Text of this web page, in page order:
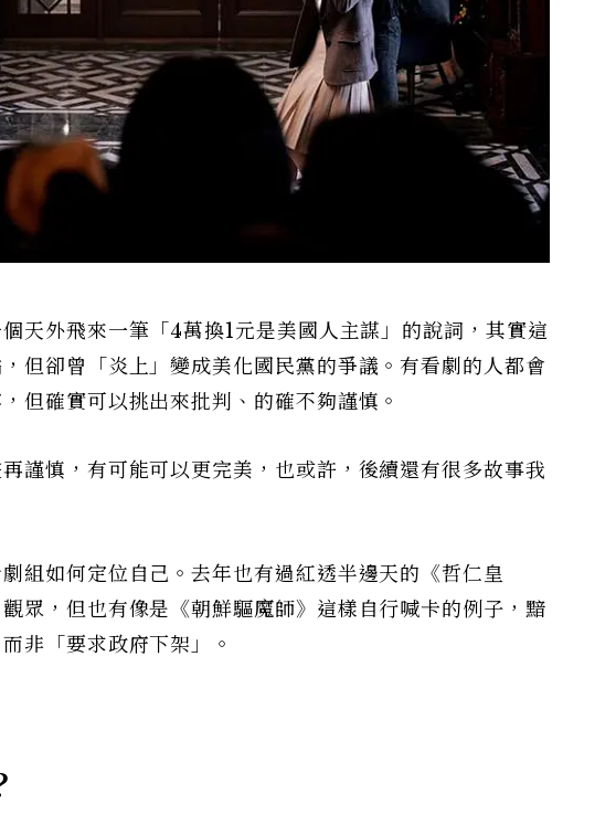
天外飛來一筆「4萬換1元是美國人主謀」的說詞，其實這
但卻曾「炎上」變成美化國民黨的爭議。有看劇的人都會
但確實可以挑出來批判、的確不夠謹慎。
謹慎，有可能可以更完美，也或許，後續還有很多故事我
組如何定位自己。去年也有過紅透半邊天的《哲仁皇
眾，但也有像是《朝鮮驅魔師》這樣自行喊卡的例子，黯
非「要求政府下架」。